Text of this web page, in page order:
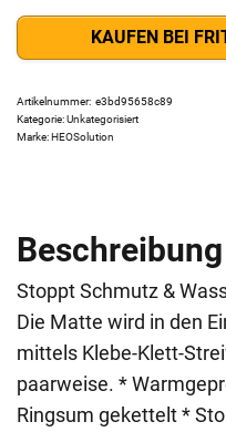
KAUFEN BEI
Artikelnummer: e3bd95658c89
Kategorie:Unkategorisiert
Marke:HEOSolution
Beschreibung
Stoppt Schmutz &
Die Matte wird in den
mittels Klebe-Klett-
paarweise. *
Ringsum gekettelt *